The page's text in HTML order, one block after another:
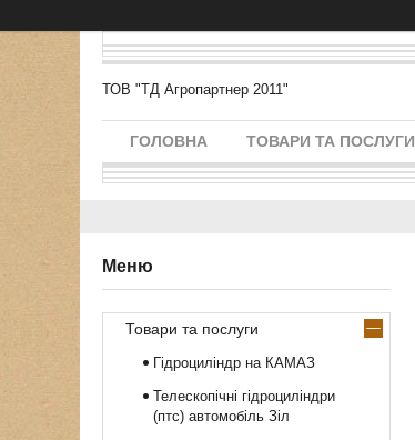
ТОВ "ТД Агропартнер 2011"
ГОЛОВНА ТОВАРИ ТА ПОСЛУГИ
Товари та послуги
Гідроциліндр на КАМАЗ
Телескопічні гідроциліндри
(птс) автомобіль Зіл